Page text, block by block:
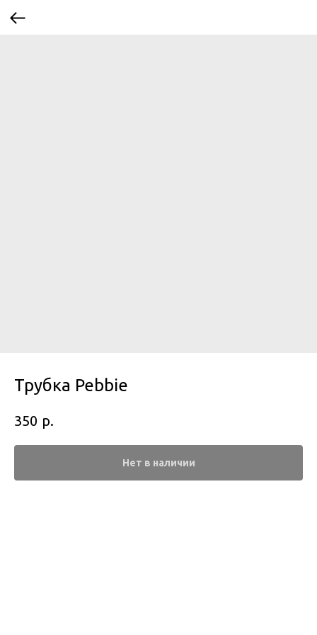
Трубка Pebbie
350 р.
Нет в наличии